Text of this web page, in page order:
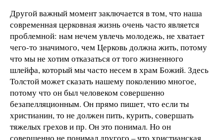
Другой важный момент заключается в том, что наша
современная церковная жизнь очень часто является
проблемной: нам нечем увлечь молодежь, не хватает
чего-то значимого, чем Церковь должна жить, потому
что мы не хотим отказаться от того жизненного
шлейфа, который мы часто несем в храм Божий. Здесь
Толстой может сказать нашему поколению многое,
потому что он был человеком совершенно
безапелляционным. Он прямо пишет, что если ты
христианин, то не должен пить, курить, совершать
тяжелых грехов и пр. Он это понимал. Но он